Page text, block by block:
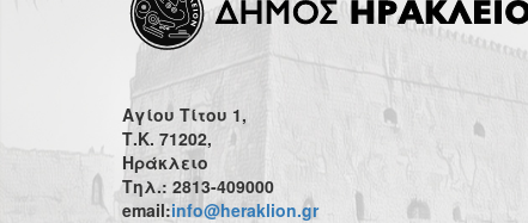
Αγίου Τίτου 1,
Τ.Κ. 71202,
Ηράκλειο
Τηλ.: 2813-409000
email:info@heraklion.gr